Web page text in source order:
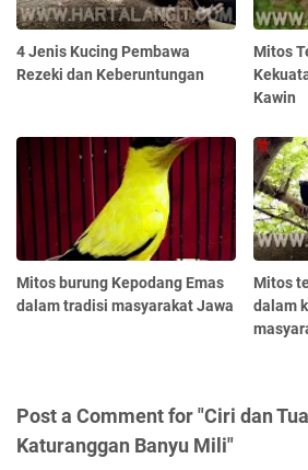
4 Jenis Kucing Pembawa
Rezeki dan Keberuntungan
Mitos
Kawin
Mitos burung Kepodang Emas
dalam tradisi masyarakat Jawa
Mitos
dalam
Post a Comment for "Ciri dan
Katuranggan Banyu Mili"